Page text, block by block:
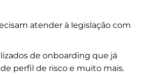
atender à legislação com
de onboarding que já
perfil de risco e muito mais.